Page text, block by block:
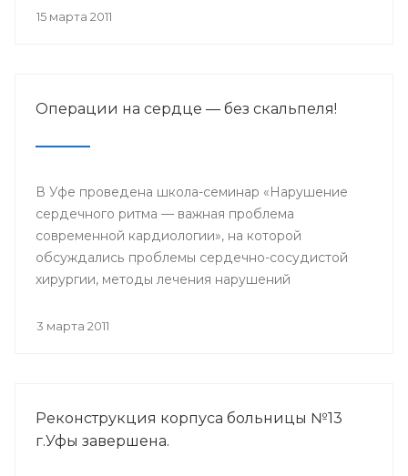
15 марта 2011
Операции на сердце — без скальпеля!
В Уфе проведена школа-семинар «Нарушение
сердечного ритма — важная проблема
современной кардиологии», на которой
обсуждались проблемы сердечно-сосудистой
хирургии, методы лечения нарушений
возможности медикаментозного лечения
3 марта 2011
Реконструкция корпуса больницы №13
г.Уфы завершена.